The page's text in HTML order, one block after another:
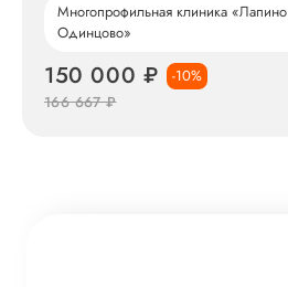
Многопрофильная клиника «Лапино
Одинцово»
150 000 ₽
-10%
166 667 ₽